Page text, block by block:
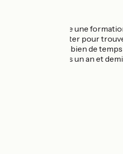
Je dois reprendre une
J’espère en profiter pour
Il faudra voir combien de
j’espère être dans un an et